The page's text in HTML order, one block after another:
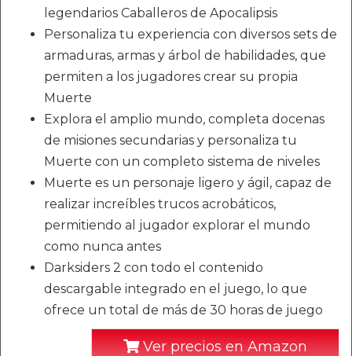
legendarios Caballeros de Apocalipsis
Personaliza tu experiencia con diversos sets de
armaduras, armas y árbol de habilidades, que
permiten a los jugadores crear su propia
Muerte
Explora el amplio mundo, completa docenas
de misiones secundarias y personaliza tu
Muerte con un completo sistema de niveles
Muerte es un personaje ligero y ágil, capaz de
realizar increíbles trucos acrobáticos,
permitiendo al jugador explorar el mundo
como nunca antes
Darksiders 2 con todo el contenido
descargable integrado en el juego, lo que
ofrece un total de más de 30 horas de juego
Ver precios en Amazon